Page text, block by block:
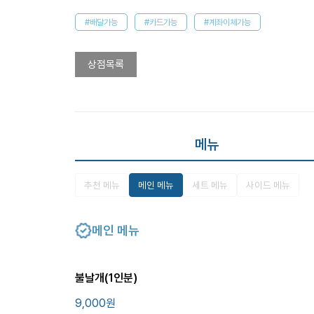
#배달가능 #카드가능 #계좌이체가능
상점목록
메뉴
추천 메뉴 메인 메뉴 세트 메뉴 사이드 메뉴
메인 메뉴
불날개(1인분)
9,000원